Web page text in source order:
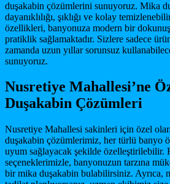
duşakabin çözümlerini sunuyoruz. Mika
dayanıklılığı, şıklığı ve kolay
özellikleri, banyonuza modern bir
pratiklik sağlamaktadır. Sizlere sadece
zamanda uzun yıllar sorunsuz
sunuyoruz.
Nusretiye Mahallesi’ne
Duşakabin Çözümleri
Nusretiye Mahallesi sakinleri için özel
duşakabin çözümlerimiz, her türlü banyo
uyum sağlayacak şekilde özelleştirilebilir.
seçeneklerimizle, banyonuzun tarzına
bir mika duşakabin bulabilirsiniz. Ayrıca,